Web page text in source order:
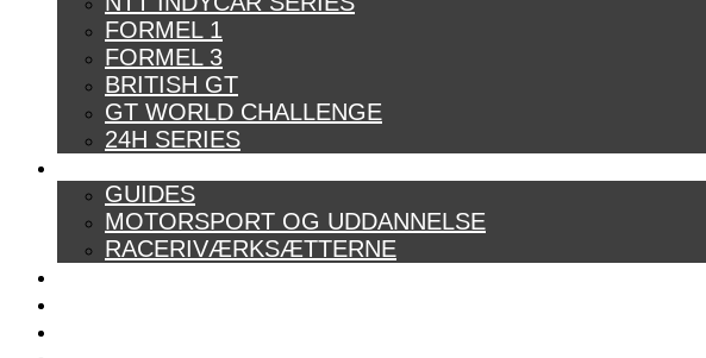
FORMEL 1
FORMEL 3
BRITISH GT
GT WORLD CHALLENGE
24H SERIES
GUIDES
MOTORSPORT OG UDDANNELSE
RACERIVÆRKSÆTTERNE